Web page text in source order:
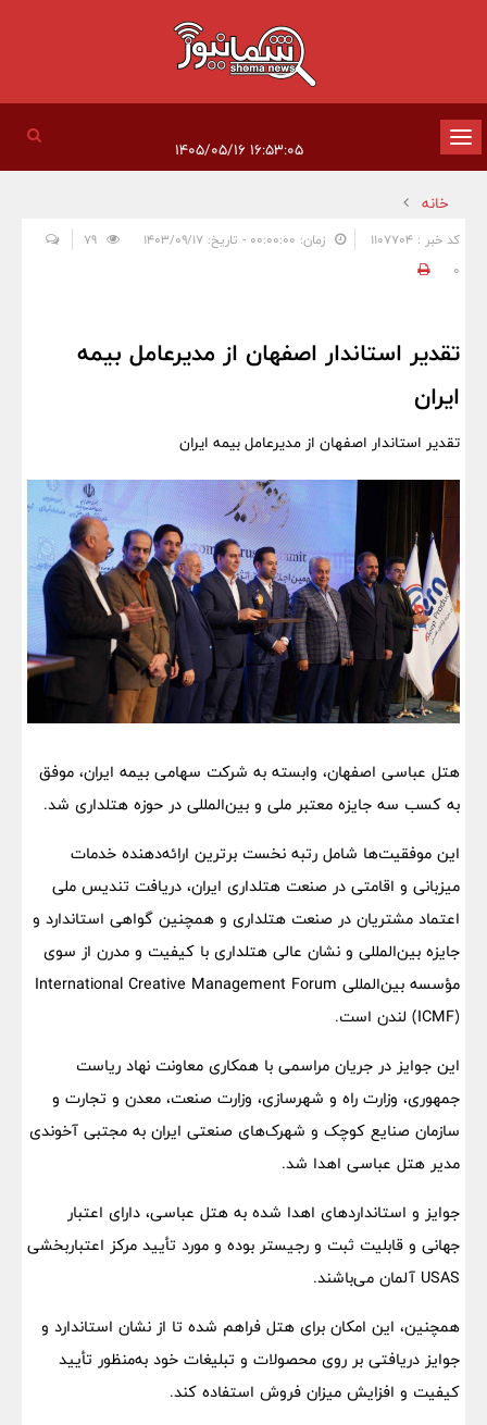
تغییر
وضعیت
ناوبری
۱۶:۵۳:۰۵ ۱۴۰۵/۰۵/۱۶
خانه
کد خبر : 1107704 زمان: ۰۰:۰۰:۰۰ - تاریخ: ۱۴۰۳/۰۹/۱۷
0
تقدیر استاندار اصفهان از مدیرعامل بیمه
ایران
تقدیر استاندار اصفهان از مدیرعامل بیمه ایران
هتل عباسی اصفهان، وابسته به شرکت سهامی بیمه ایران، موفق
به کسب سه جایزه معتبر ملی و بین‌المللی در حوزه هتلداری شد.
این موفقیت‌ها شامل رتبه نخست برترین ارائه‌دهنده خدمات
میزبانی و اقامتی در صنعت هتلداری ایران، دریافت تندیس ملی
اعتماد مشتریان در صنعت هتلداری و همچنین گواهی استاندارد و
جایزه بین‌المللی و نشان عالی هتلداری با کیفیت و مدرن از سوی
مؤسسه بین‌المللی International Creative Management Forum
(ICMF) لندن است.
این جوایز در جریان مراسمی با همکاری معاونت نهاد ریاست
جمهوری، وزارت راه و شهرسازی، وزارت صنعت، معدن و تجارت و
سازمان صنایع کوچک و شهرک‌های صنعتی ایران به مجتبی آخوندی
مدیر هتل عباسی اهدا شد.
جوایز و استانداردهای اهدا شده به هتل عباسی، دارای اعتبار
جهانی و قابلیت ثبت و رجیستر بوده و مورد تأیید مرکز اعتباربخشی
USAS آلمان می‌باشند.
همچنین، این امکان برای هتل فراهم شده تا از نشان استاندارد و
جوایز دریافتی بر روی محصولات و تبلیغات خود به‌منظور تأیید
کیفیت و افزایش میزان فروش استفاده کند.